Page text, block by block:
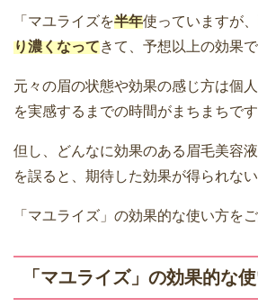
「マユライズを半年使っていますが、
り濃くなってきて、予想以上の効果
元々の眉の状態や効果の感じ方は個
を実感するまでの時間がまちまちです
但し、どんなに効果のある眉毛美容
を誤ると、期待した効果が得られな
「マユライズ」の効果的な使い方を
「マユライズ」の効果的な